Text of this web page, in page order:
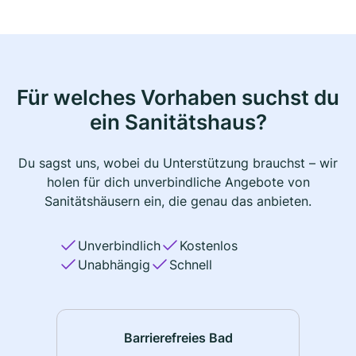
Für welches Vorhaben suchst du
ein Sanitätshaus?
Du sagst uns, wobei du Unterstützung brauchst – wir
holen für dich unverbindliche Angebote von
Sanitätshäusern ein, die genau das anbieten.
Unverbindlich
Kostenlos
Unabhängig
Schnell
Barrierefreies Bad